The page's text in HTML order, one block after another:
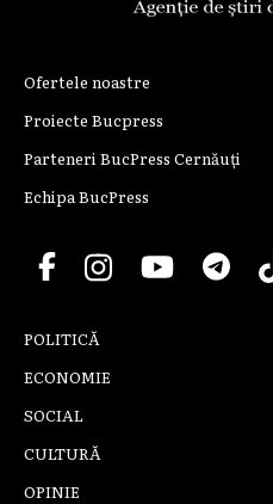
Ofertele noastre
Proiecte Bucpress
Parteneri BucPress Cernăuți
Echipa BucPress
POLITICĂ
ECONOMIE
SOCIAL
CULTURĂ
OPINIE